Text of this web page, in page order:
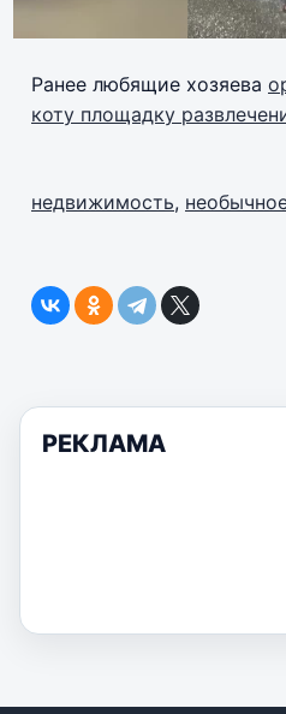
Ранее любящие хозяева
коту площадку
недвижимость,
РЕКЛАМА